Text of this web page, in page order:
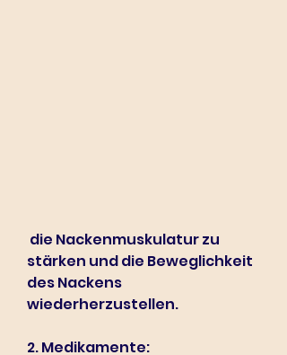
stärken und die Beweglichkeit
des Nackens
wiederherzustellen.
2. Medikamente: